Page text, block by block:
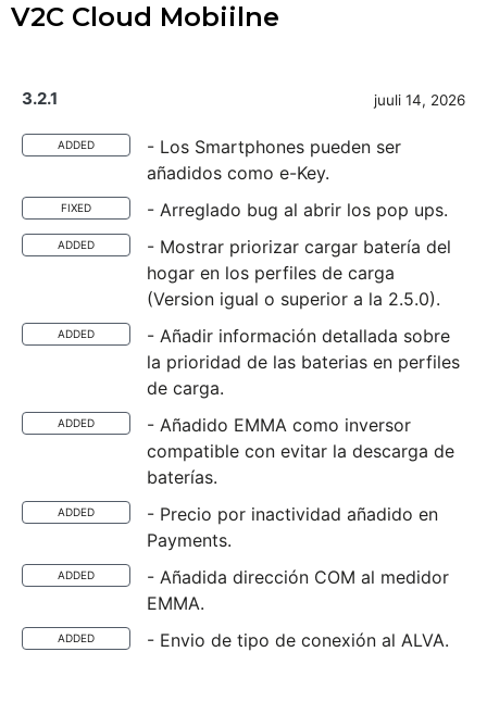
V2C Cloud Mobiilne
3.2.1 juuli 14, 2026
ADDED
- Los Smartphones pueden ser
añadidos como e-Key.
FIXED - Arreglado bug al abrir los pop ups.
ADDED
- Mostrar priorizar cargar batería del
hogar en los perfiles de carga
(Version igual o superior a la 2.5.0).
ADDED
- Añadir información detallada sobre
la prioridad de las baterias en perfiles
de carga.
ADDED
- Añadido EMMA como inversor
compatible con evitar la descarga de
baterías.
ADDED
- Precio por inactividad añadido en
Payments.
ADDED
- Añadida dirección COM al medidor
EMMA.
ADDED - Envio de tipo de conexión al ALVA.